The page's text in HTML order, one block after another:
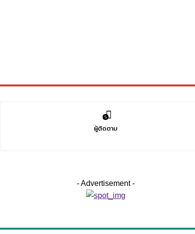
0
ผู้ติดตาม
- Advertisement -